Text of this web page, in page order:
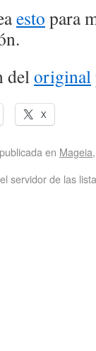
esto para
deloriginal
X
en Mageia,
servidor de las